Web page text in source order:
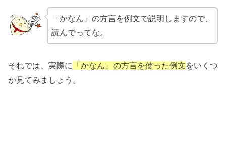
「かなん」の方言を例文で説明しますので、
読んでってな。
それでは、実際に 「かなん」の方言を使った例文をいくつ
か見てみましょう。